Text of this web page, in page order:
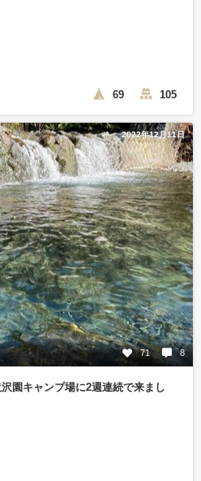
69 105
2022年12月11日
71 8
園キャンプ場に2週連続で来まし